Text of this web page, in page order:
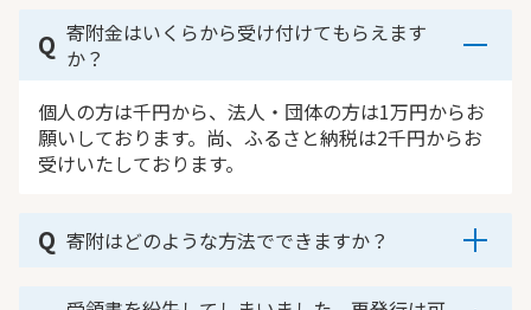
寄附金はいくらから受け付けてもらえます
か？
個人の方は千円から、法人・団体の方は1万円からお
願いしております。尚、ふるさと納税は2千円からお
受けいたしております。
寄附はどのような方法でできますか？
インターネットからお申込み、ふるさと納税、遺贈、